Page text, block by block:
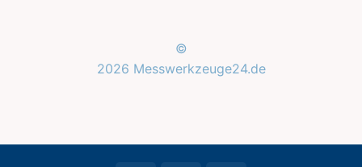
©
2026 Messwerkzeuge24.de